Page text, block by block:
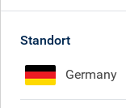
Erhalten Sie
Standort
Germany